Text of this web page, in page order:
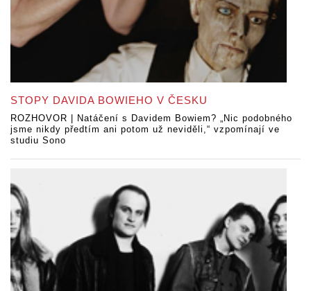
STOPY DAVIDA BOWIEHO V ČESKU
ROZHOVOR | Natáčení s Davidem Bowiem? „Nic podobného
jsme nikdy předtím ani potom už neviděli,“ vzpomínají ve
studiu Sono